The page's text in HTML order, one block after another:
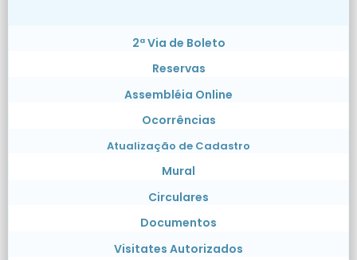
2ª Via de Boleto
Reservas
Assembléia Online
Ocorrências
Atualização de Cadastro
Mural
Circulares
Documentos
Visitates Autorizados